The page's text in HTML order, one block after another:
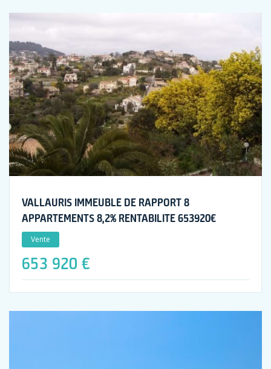
VALLAURIS IMMEUBLE DE RAPPORT 8
APPARTEMENTS 8,2% RENTABILITE 653920€
Vente
653 920 €